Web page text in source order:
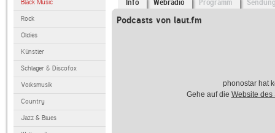
Black Music
Rock
Oldies
Künstler
Schlager & Discofox
Volksmusik
Country
Jazz & Blues
Info Webradio Programm
Podcasts von laut.fm
phonostar hat
Gehe auf die Website des